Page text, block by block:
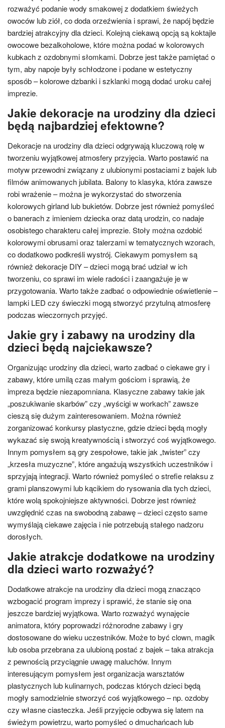
rozważyć podanie wody smakowej z dodatkiem świeżych
owoców lub ziół, co doda orzeźwienia i sprawi, że napój będzie
bardziej atrakcyjny dla dzieci. Kolejną ciekawą opcją są koktajle
owocowe bezalkoholowe, które można podać w kolorowych
kubkach z ozdobnymi słomkami. Dobrze jest także pamiętać o
tym, aby napoje były schłodzone i podane w estetyczny
sposób – kolorowe dzbanki i szklanki mogą dodać uroku całej
imprezie.
Jakie dekoracje na urodziny dla dzieci
będą najbardziej efektowne?
Dekoracje na urodziny dla dzieci odgrywają kluczową rolę w
tworzeniu wyjątkowej atmosfery przyjęcia. Warto postawić na
motyw przewodni związany z ulubionymi postaciami z bajek lub
filmów animowanych jubilata. Balony to klasyka, która zawsze
robi wrażenie – można je wykorzystać do stworzenia
kolorowych girland lub bukietów. Dobrze jest również pomyśleć
o banerach z imieniem dziecka oraz datą urodzin, co nadaje
osobistego charakteru całej imprezie. Stoły można ozdobić
kolorowymi obrusami oraz talerzami w tematycznych wzorach,
co dodatkowo podkreśli wystrój. Ciekawym pomysłem są
również dekoracje DIY – dzieci mogą brać udział w ich
tworzeniu, co sprawi im wiele radości i zaangażuje je w
przygotowania. Warto także zadbać o odpowiednie oświetlenie –
lampki LED czy świeczki mogą stworzyć przytulną atmosferę
podczas wieczornych przyjęć.
Jakie gry i zabawy na urodziny dla
dzieci będą najciekawsze?
Organizując urodziny dla dzieci, warto zadbać o ciekawe gry i
zabawy, które umilą czas małym gościom i sprawią, że
impreza będzie niezapomniana. Klasyczne zabawy takie jak
„poszukiwanie skarbów” czy „wyścigi w workach” zawsze
cieszą się dużym zainteresowaniem. Można również
zorganizować konkursy plastyczne, gdzie dzieci będą mogły
wykazać się swoją kreatywnością i stworzyć coś wyjątkowego.
Innym pomysłem są gry zespołowe, takie jak „twister” czy
„krzesła muzyczne”, które angażują wszystkich uczestników i
sprzyjają integracji. Warto również pomyśleć o strefie relaksu z
grami planszowymi lub kącikiem do rysowania dla tych dzieci,
które wolą spokojniejsze aktywności. Dobrze jest również
uwzględnić czas na swobodną zabawę – dzieci często same
wymyślają ciekawe zajęcia i nie potrzebują stałego nadzoru
dorosłych.
Jakie atrakcje dodatkowe na urodziny
dla dzieci warto rozważyć?
Dodatkowe atrakcje na urodziny dla dzieci mogą znacząco
wzbogacić program imprezy i sprawić, że stanie się ona
jeszcze bardziej wyjątkowa. Warto rozważyć wynajęcie
animatora, który poprowadzi różnorodne zabawy i gry
dostosowane do wieku uczestników. Może to być clown, magik
lub osoba przebrana za ulubioną postać z bajek – taka atrakcja
z pewnością przyciągnie uwagę maluchów. Innym
interesującym pomysłem jest organizacja warsztatów
plastycznych lub kulinarnych, podczas których dzieci będą
mogły samodzielnie stworzyć coś wyjątkowego – np. ozdoby
czy własne ciasteczka. Jeśli przyjęcie odbywa się latem na
świeżym powietrzu, warto pomyśleć o dmuchańcach lub